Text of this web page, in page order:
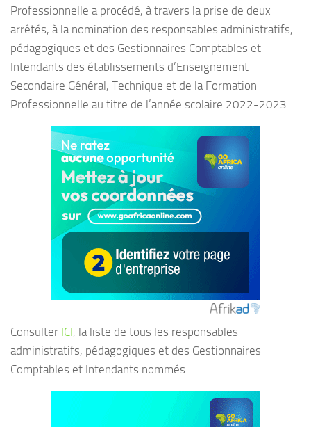
Professionnelle a procédé, à travers la prise de deux
arrêtés, à la nomination des responsables administratifs,
pédagogiques et des Gestionnaires Comptables et
Intendants des établissements d’Enseignement
Secondaire Général, Technique et de la Formation
Professionnelle au titre de l’année scolaire 2022-2023.
Consulter ICI, la liste de tous les responsables
administratifs, pédagogiques et des Gestionnaires
Comptables et Intendants nommés.